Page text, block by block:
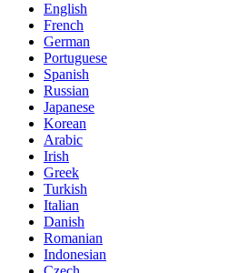
English
French
German
Portuguese
Spanish
Russian
Japanese
Korean
Arabic
Irish
Greek
Turkish
Italian
Danish
Romanian
Indonesian